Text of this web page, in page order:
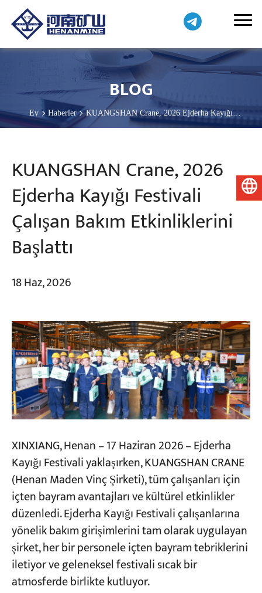
Projeler
Bloglar
Haberler
BLOG
Ev Haberler
KUANGSHAN Crane, 2026 Ejderha Kayığı
Festivali Çalışan Bakım Etkinliklerini Başlattı
KUANGSHAN Crane, 2026
Ejderha Kayığı Festivali
Çalışan Bakım Etkinliklerini
Başlattı
18 Haz, 2026
XINXIANG, Henan – 17 Haziran 2026 – Ejderha
Kayığı Festivali yaklaşırken, KUANGSHAN CRANE
(Henan Maden Vinç Şirketi), tüm çalışanları için
içten bayram avantajları ve kültürel etkinlikler
düzenledi. Ejderha Kayığı Festivali çalışanlarına
yönelik bakım girişimlerini tam olarak uygulayan
şirket, her bir personele içten bayram tebriklerini
iletiyor ve geleneksel festivali sıcak bir
atmosferde birlikte kutluyor.
Türkçe